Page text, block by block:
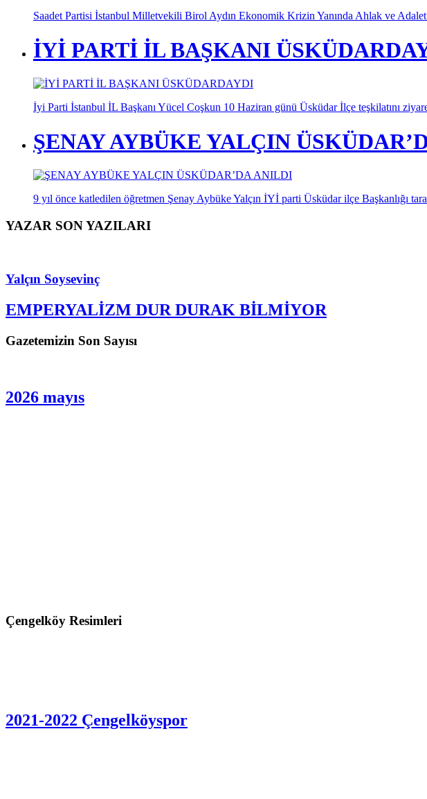
Saadet Partisi İstanbul Milletvekili Birol Aydın Ekonomik Krizin Yanında Ahlak ve
İYİ PARTİ İL BAŞKANI
İyi Parti İstanbul İL Başkanı Yücel Coşkun 10 Haziran günü Üsküdar İlçe teşkilatını
ŞENAY AYBÜKE YALÇIN
9 yıl önce katledilen öğretmen Şenay Aybüke Yalçın İYİ parti Üsküdar ilçe Başkanlığı
YAZAR SON YAZILARI
Yalçın Soysevinç
EMPERYALİZM DUR DURAK BİLMİYOR
Gazetemizin Son Sayısı
2026 mayıs
Çengelköy Resimleri
2021-2022 Çengelköyspor